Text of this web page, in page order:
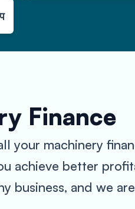
Finance
your machinery
achieve better
business, and we